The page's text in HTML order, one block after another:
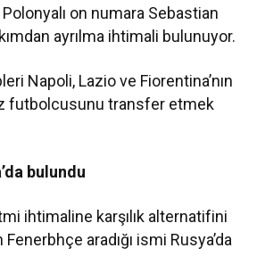
Polonyalı on numara Sebastian
ayrılma ihtimali bulunuyor.
Napoli, Lazio ve Fiorentina’nın
futbolcusunu transfer etmek
bulundu
ihtimaline karşılık alternatifini
aradığı ismi Rusya’da